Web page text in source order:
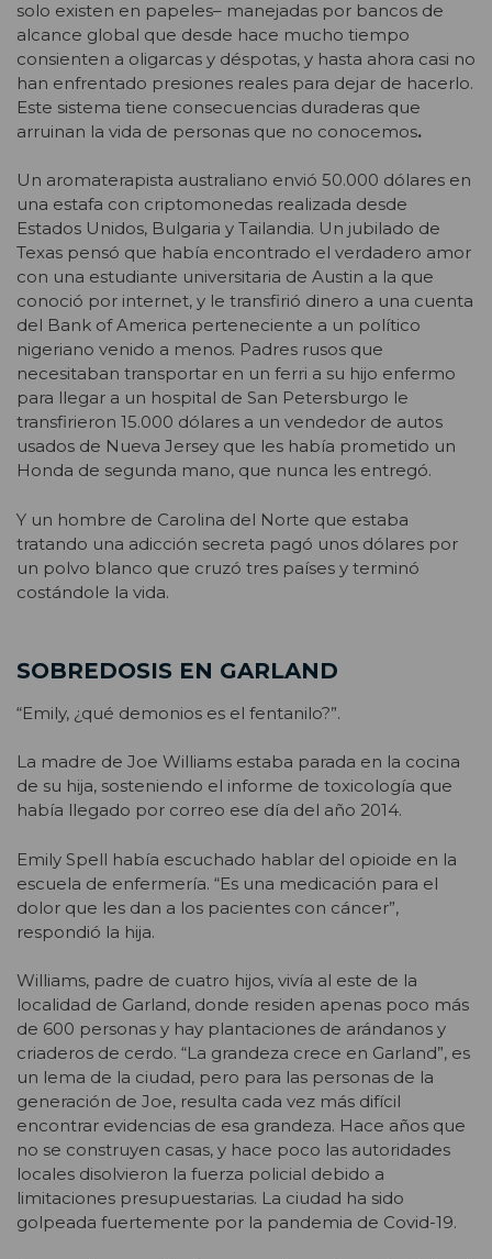
solo existen en papeles– manejadas por bancos de
alcance global que desde hace mucho tiempo
consienten a oligarcas y déspotas, y hasta ahora casi no
han enfrentado presiones reales para dejar de hacerlo.
Este sistema tiene consecuencias duraderas que
arruinan la vida de personas que no conocemos.
Un aromaterapista australiano envió 50.000 dólares en
una estafa con criptomonedas realizada desde
Estados Unidos, Bulgaria y Tailandia. Un jubilado de
Texas pensó que había encontrado el verdadero amor
con una estudiante universitaria de Austin a la que
conoció por internet, y le transfirió dinero a una cuenta
del Bank of America perteneciente a un político
nigeriano venido a menos. Padres rusos que
necesitaban transportar en un ferri a su hijo enfermo
para llegar a un hospital de San Petersburgo le
transfirieron 15.000 dólares a un vendedor de autos
usados de Nueva Jersey que les había prometido un
Honda de segunda mano, que nunca les entregó.
Y un hombre de Carolina del Norte que estaba
tratando una adicción secreta pagó unos dólares por
un polvo blanco que cruzó tres países y terminó
costándole la vida.
SOBREDOSIS EN GARLAND
“Emily, ¿qué demonios es el fentanilo?”.
La madre de Joe Williams estaba parada en la cocina
de su hija, sosteniendo el informe de toxicología que
había llegado por correo ese día del año 2014.
Emily Spell había escuchado hablar del opioide en la
escuela de enfermería. “Es una medicación para el
dolor que les dan a los pacientes con cáncer”,
respondió la hija.
Williams, padre de cuatro hijos, vivía al este de la
localidad de Garland, donde residen apenas poco más
de 600 personas y hay plantaciones de arándanos y
criaderos de cerdo. “La grandeza crece en Garland”, es
un lema de la ciudad, pero para las personas de la
generación de Joe, resulta cada vez más difícil
encontrar evidencias de esa grandeza. Hace años que
no se construyen casas, y hace poco las autoridades
locales disolvieron la fuerza policial debido a
limitaciones presupuestarias. La ciudad ha sido
golpeada fuertemente por la pandemia de Covid-19.